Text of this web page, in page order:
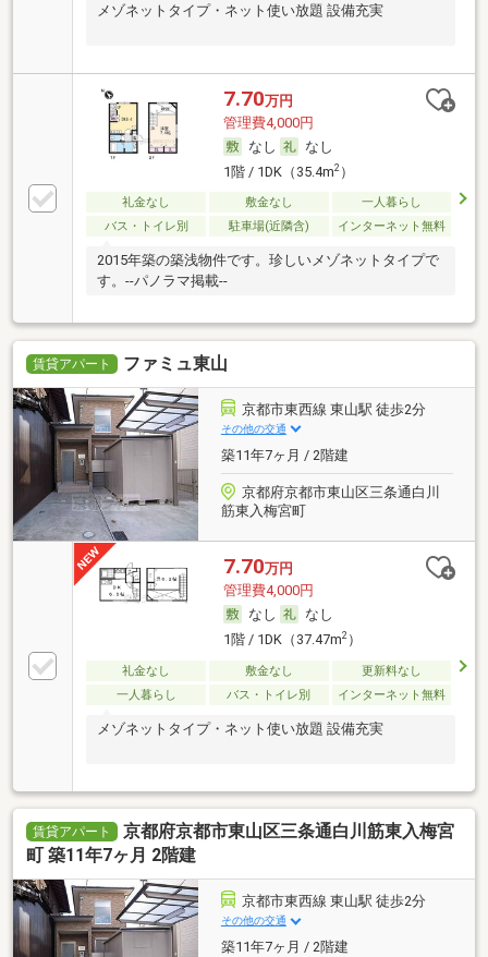
メゾネットタイプ・ネット使い放題 設備充実
7.70万円
管理費4,000円
なし
なし
1階 / 1DK（35.4m2）
礼金なし 敷金なし
一人暮らし
バス・トイレ別
駐車場(近隣含) インターネット無料
2015年築の築浅物件です。珍しいメゾネットタイプで
す。--パノラマ掲載--
賃貸アパート ファミュ東山
京都市東西線 東山駅 徒歩2分
その他の交通
築11年7ヶ月 / 2階建
京都府京都市東山区三条通白川
筋東入梅宮町
7.70万円
管理費4,000円
なし
なし
1階 / 1DK（37.47m2）
礼金なし 敷金なし
更新料なし
一人暮らし
バス・トイレ別 インターネット無料
メゾネットタイプ・ネット使い放題 設備充実
賃貸アパート
京都府京都市東山区三条通白川筋東入梅宮
町 築11年7ヶ月 2階建
京都市東西線 東山駅 徒歩2分
その他の交通
築11年7ヶ月 / 2階建